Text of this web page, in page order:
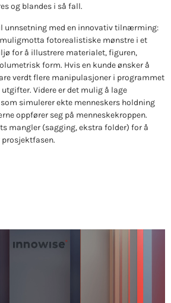
og blandes i så fall.
unnsetning med en innovativ tilnærming:
motta fotorealistiske mønstre i et
for å illustrere materialet, figuren,
form. Hvis en kunde ønsker å
verdt flere manipulasjoner i programmet
Videre er det mulig å lage
simulerer ekte menneskers holdning
oppfører seg på menneskekroppen.
mangler (sagging, ekstra folder) for å